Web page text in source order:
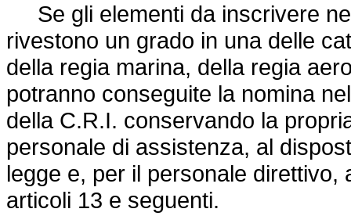
Se gli elementi da inscrivere
rivestono un grado in una delle
della regia marina, della regia
potranno conseguite la nomina
della C.R.I. conservando la
personale di assistenza, al
legge e, per il personale
articoli 13 e seguenti.